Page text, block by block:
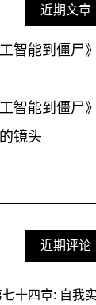
近期文章
智能到僵尸
智能到僵尸
镜头
近期评论
七十四章: 自我